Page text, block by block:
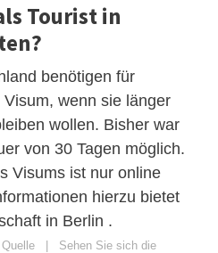
Tourist in
benötigen für
wenn sie länger
wollen. Bisher war
von 30 Tagen möglich.
Visums ist nur online
hierzu bietet
in Berlin .
| Sehen Sie sich die